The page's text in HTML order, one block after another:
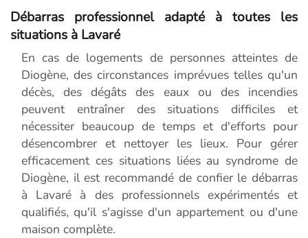
Débarras professionnel adapté à toutes les
situations à Lavaré
En cas de logements de personnes atteintes de
Diogène, des circonstances imprévues telles qu'un
décès, des dégâts des eaux ou des incendies
peuvent entraîner des situations difficiles et
nécessiter beaucoup de temps et d'efforts pour
désencombrer et nettoyer les lieux. Pour gérer
efficacement ces situations liées au syndrome de
Diogène, il est recommandé de confier le débarras
à Lavaré à des professionnels expérimentés et
qualifiés, qu'il s'agisse d'un appartement ou d'une
maison complète.